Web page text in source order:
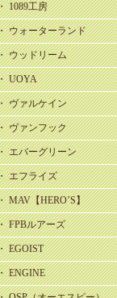
・ 1089工房
・ ウォーターランド
・ ウッドリーム
・ UOYA
・ ヴァルケイン
・ ヴァンフック
・ エバーグリーン
・ エフライズ
・ MAV【HERO’S】
・ FPBルアーズ
・ EGOIST
・ ENGINE